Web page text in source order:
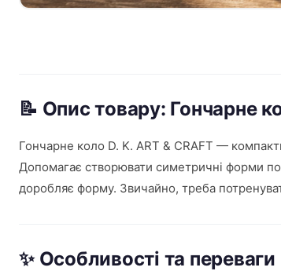
📝 Опис товару: Гончарне
Гончарне коло D. K. ART & CRAFT —
Допомагає створювати симетричні форми
доробляє форму. Звичайно, треба
✨ Особливості та переваги